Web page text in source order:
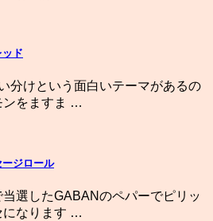
ド
分けという面白いテーマがあるの
ンをますま …
ジロール
選したGABANのペパーでピリッ
になります …